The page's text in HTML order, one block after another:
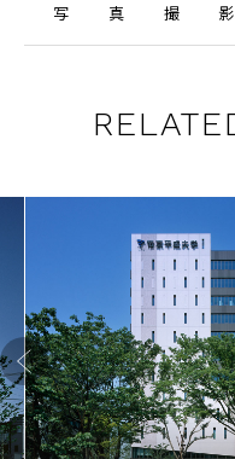
写 真 撮 影
Previo
us